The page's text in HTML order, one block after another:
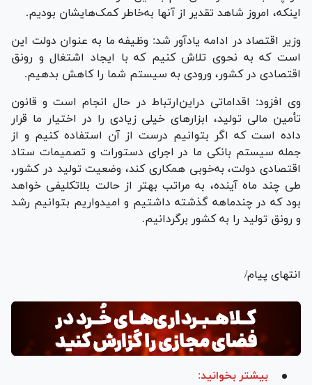
اینکه، امروز شاهد تقدیر از آنها به‌خاطر کمک‌هایشان بودیم.
وزیر اقتصاد در ادامه یادآور شد: وظیفه ما به عنوان دولت این
است که به نحوی تلاش کنیم که با ایجاد اشتغال و رونق
اقتصادی در کشور، ورودی به سیستم شما را کاهش بدهیم.
وی افزود: اقداماتی دراین‌ارتباط در حال انجام است و قانون
تأمین مالی تولید، ابزار‌های خیلی زیادی را در اختیار ما قرار
داده است که اگر بتوانیم درست از آن استفاده کنیم و از
جمله سیستم بانکی ما در اجرای دستورات و تصمیمات ستاد
اقتصادی دولت، به‌خوبی همکاری کند، وضعیت تولید در کشور،
طی چند ماه آینده، به مراتب بهتر از حالت بلاتکلیفی خواهد
بود که در چندماهه گذشته داشتیم و امیدواریم بتوانیم رشد
و رونق تولید را به کشور برگردانیم.
انتهای پیام/
بیشتر بخوانید: